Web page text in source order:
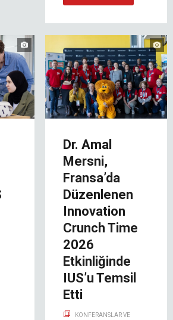
Dr. Amal
Mersni,
Fransa’da
Düzenlenen
Innovation
Crunch Time
2026
Etkinliğinde
IUS’u Temsil
Etti
KONFERANSLAR VE